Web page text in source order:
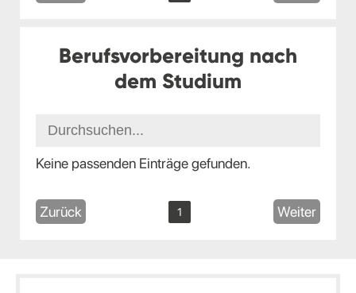
Berufsvorbereitung nach
dem Studium
Keine passenden Einträge gefunden.
Zurück 1 Weiter